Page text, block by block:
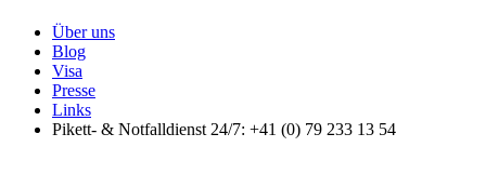
Über uns
Blog
Visa
Presse
Links
Pikett- & Notfalldienst 24/7: +41 (0) 79 233 13 54